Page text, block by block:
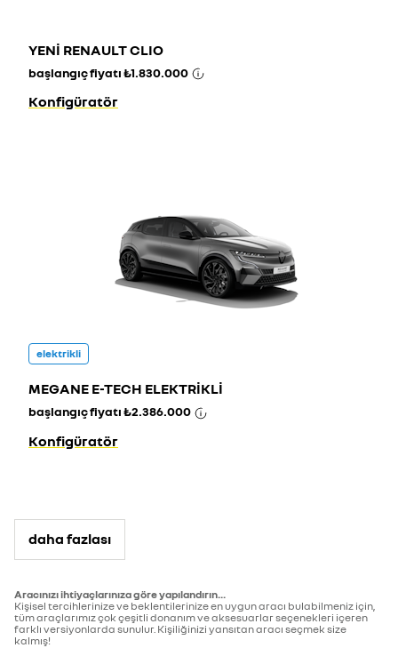
YENİ RENAULT CLIO
başlangıç fiyatı₺1.830.000
Konfigüratör
elektrikli
MEGANE E-TECH ELEKTRİKLİ
başlangıç fiyatı₺2.386.000
Konfigüratör
daha fazlası
Aracınızı ihtiyaçlarınıza göre yapılandırın...
Kişisel tercihlerinize ve beklentilerinize en uygun aracı bulabilmeniz için,
tüm araçlarımız çok çeşitli donanım ve aksesuarlar seçenekleri içeren
farklı versiyonlarda sunulur. Kişiliğinizi yansıtan aracı seçmek size
kalmış!